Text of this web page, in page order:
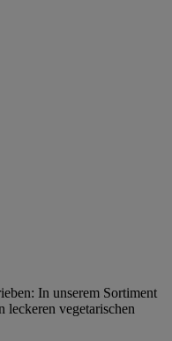
In unserem Sortiment
leckeren vegetarischen